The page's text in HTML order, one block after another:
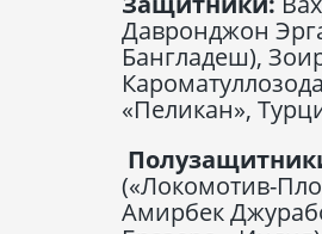
Давронджон
Бангладеш),
«Пеликан»,
(«Локомотив-
Амирбек